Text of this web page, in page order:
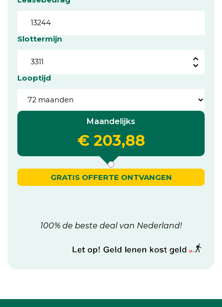
Slottermijn
Looptijd
Maandelijks
€ 203,88
GRATIS OFFERTE ONTVANGEN
100% de beste deal van Nederland!